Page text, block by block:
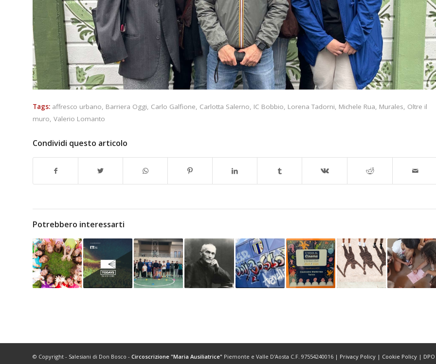
Tags: affresco urbano, Barriera Oggi, Carlo Galfione, Carlotta Salerno, IC Bobbio, Lorena Tadorni, Michele Rua, Murales, Oltre il
muro, Valerio Lomanto
Condividi questo articolo
Potrebbero interessarti
© Copyright - Salesiani di Don Bosco - Circoscrizione "Maria Ausiliatrice" Piemonte e Valle D'Aosta C.F. 97554240016 | Privacy Policy | Cookie Policy | DPO